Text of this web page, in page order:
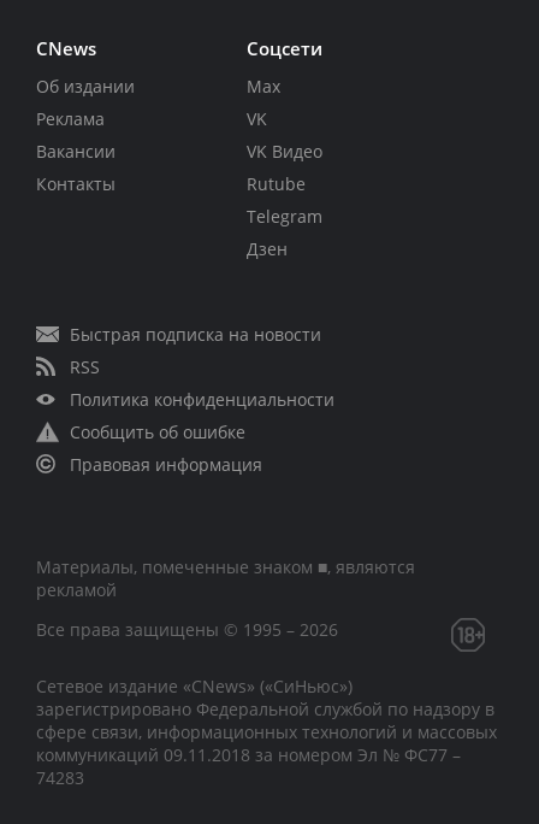
CNews
Об издании
Реклама
Вакансии
Контакты
Соцсети
Max
VK
VK Видео
Rutube
Telegram
Дзен
Быстрая подписка на новости
RSS
Политика конфиденциальности
Сообщить об ошибке
Правовая информация
Материалы, помеченные знаком ■, являются
рекламой
Все права защищены © 1995 – 2026
Сетевое издание «CNews» («СиНьюс»)
зарегистрировано Федеральной службой по надзору в
сфере связи, информационных технологий и массовых
коммуникаций 09.11.2018 за номером Эл № ФС77 –
74283